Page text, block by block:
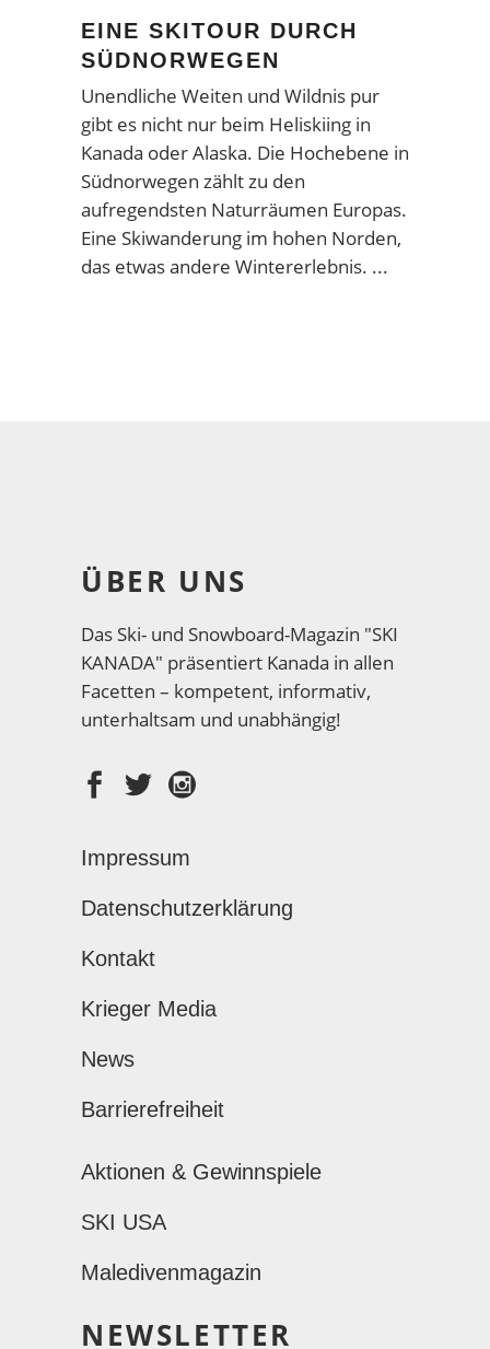
EINE SKITOUR DURCH
SÜDNORWEGEN
Unendliche Weiten und Wildnis pur
gibt es nicht nur beim Heliskiing in
Kanada oder Alaska. Die Hochebene in
Südnorwegen zählt zu den
aufregendsten Naturräumen Europas.
Eine Skiwanderung im hohen Norden,
das etwas andere Wintererlebnis.
ÜBER UNS
Das Ski- und Snowboard-Magazin "SKI
KANADA" präsentiert Kanada in allen
Facetten – kompetent, informativ,
unterhaltsam und unabhängig!
Impressum
Datenschutzerklärung
Kontakt
Krieger Media
News
Barrierefreiheit
Aktionen & Gewinnspiele
SKI USA
Maledivenmagazin
NEWSLETTER